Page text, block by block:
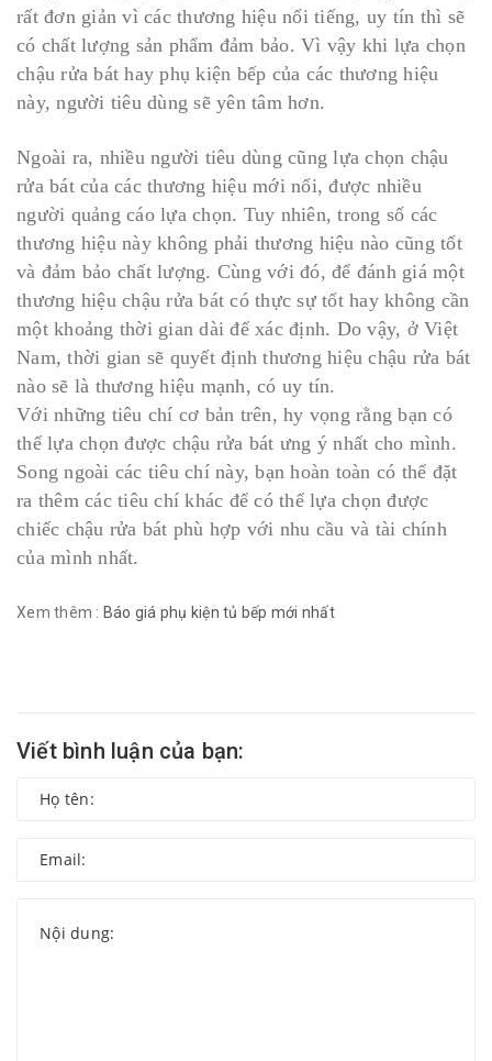
rất đơn giản vì các thương hiệu nổi tiếng, uy tín thì sẽ
có chất lượng sản phẩm đảm bảo. Vì vậy khi lựa chọn
chậu rửa bát hay phụ kiện bếp của các thương hiệu
này, người tiêu dùng sẽ yên tâm hơn.
Ngoài ra, nhiều người tiêu dùng cũng lựa chọn chậu
rửa bát của các thương hiệu mới nổi, được nhiều
người quảng cáo lựa chọn. Tuy nhiên, trong số các
thương hiệu này không phải thương hiệu nào cũng tốt
và đảm bảo chất lượng. Cùng với đó, để đánh giá một
thương hiệu chậu rửa bát có thực sự tốt hay không cần
một khoảng thời gian dài để xác định. Do vậy, ở Việt
Nam, thời gian sẽ quyết định thương hiệu chậu rửa bát
nào sẽ là thương hiệu mạnh, có uy tín.
Với những tiêu chí cơ bản trên, hy vọng rằng bạn có
thể lựa chọn được chậu rửa bát ưng ý nhất cho mình.
Song ngoài các tiêu chí này, bạn hoàn toàn có thể đặt
ra thêm các tiêu chí khác để có thể lựa chọn được
chiếc chậu rửa bát phù hợp với nhu cầu và tài chính
của mình nhất.
Xem thêm : Báo giá phụ kiện tủ bếp mới nhất
Viết bình luận của bạn: